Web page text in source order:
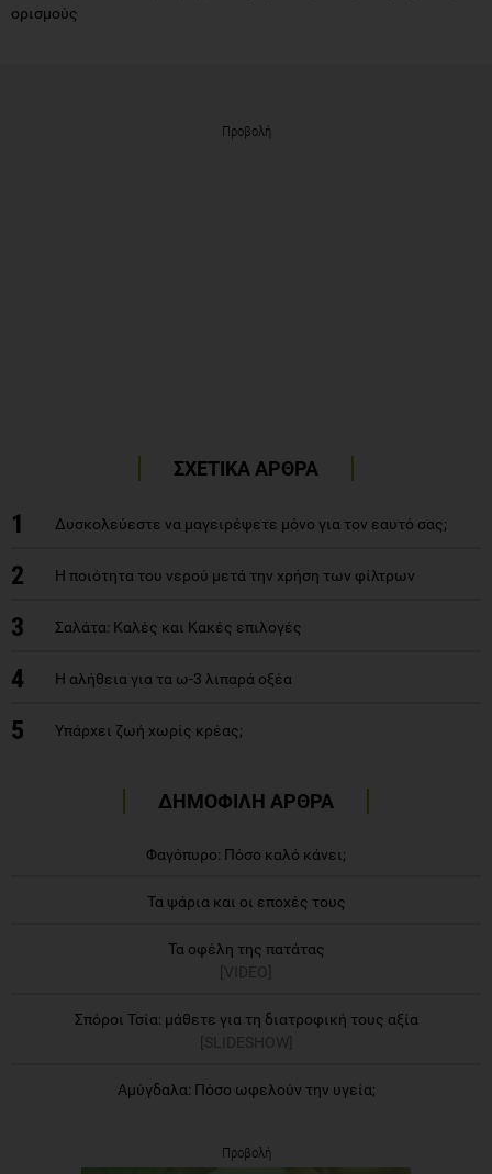
ορισμούς
Προβολή
ΣΧΕΤΙΚΑ ΑΡΘΡΑ
1 Δυσκολεύεστε να μαγειρέψετε μόνο για τον εαυτό σας;
2 Η ποιότητα του νερού μετά την χρήση των φίλτρων
3 Σαλάτα: Καλές και Κακές επιλογές
4 Η αλήθεια για τα ω-3 λιπαρά οξέα
5 Υπάρχει ζωή χωρίς κρέας;
ΔΗΜΟΦΙΛΗ ΑΡΘΡΑ
Φαγόπυρο: Πόσο καλό κάνει;
Τα ψάρια και οι εποχές τους
Τα οφέλη της πατάτας
[VIDEO]
Σπόροι Τσία: μάθετε για τη διατροφική τους αξία
[SLIDESHOW]
Αμύγδαλα: Πόσο ωφελούν την υγεία;
Προβολή